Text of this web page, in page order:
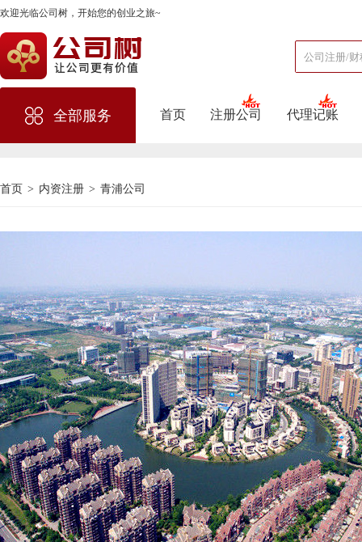
欢迎光临公司树，开始您的创业之旅~
全部服务 首页 注册公司 代理记账
首页 > 内资注册 > 青浦公司